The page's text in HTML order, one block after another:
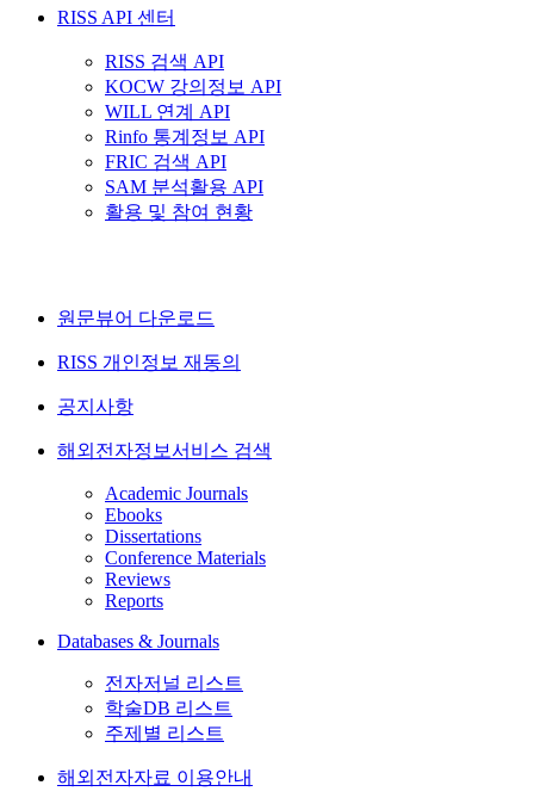
RISS API 센터
RISS 검색 API
KOCW 강의정보 API
WILL 연계 API
Rinfo 통계정보 API
FRIC 검색 API
SAM 분석활용 API
활용 및 참여 현황
원문뷰어 다운로드
RISS 개인정보 재동의
공지사항
해외전자정보서비스 검색
Academic Journals
Ebooks
Dissertations
Conference Materials
Reviews
Reports
Databases & Journals
전자저널 리스트
학술DB 리스트
주제별 리스트
해외전자자료 이용안내